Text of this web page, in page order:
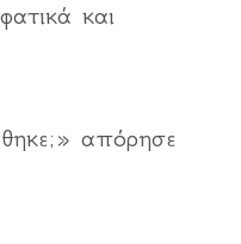
και
απόρησε